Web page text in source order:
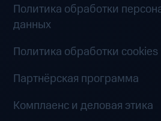
Политика обработки
данных
Политика обработки cookies
Партнёрская программа
Комплаенс и деловая этика